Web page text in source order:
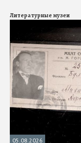
Литературные музеи
05.08.2026